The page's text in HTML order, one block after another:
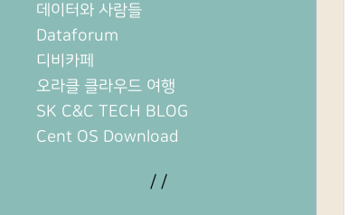
데이터와 사람들
Dataforum
디비카페
오라클 클라우드 여행
SK C&C TECH BLOG
Cent OS Download
/ /